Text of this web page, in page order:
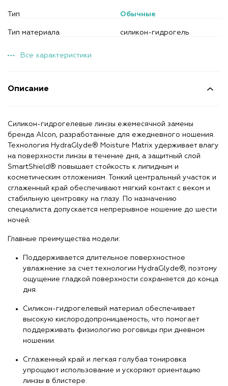
Описание
Силикон-гидрогелевые линзы ежемесячной замены
бренда Alcon, разработанные для ежедневного ношения.
Технология HydraGlyde® Moisture Matrix удерживает влагу
на поверхности линзы в течение дня, а защитный слой
SmartShield® повышает стойкость к липидным и
косметическим отложениям. Тонкий центральный участок и
сглаженный край обеспечивают мягкий контакт с веком и
стабильную центровку на глазу. По назначению
специалиста допускается непрерывное ношение до шести
ночей.
Главные преимущества модели:
Поддерживается длительное поверхностное
увлажнение за счет технологии HydraGlyde®, поэтому
ощущение гладкой поверхности сохраняется до конца
дня.
Силикон-гидрогелевый материал обеспечивает
высокую кислородопроницаемость, что помогает
поддерживать физиологию роговицы при дневном
ношении.
Сглаженный край и легкая голубая тонировка
упрощают использование и ускоряют ориентацию
линзы в блистере.
Тип Обычные
Тип материала силикон-гидрогель
Все характеристики